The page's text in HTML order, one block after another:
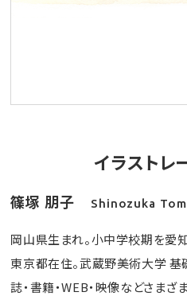
イラストレ
篠塚 朋子 Shinozuka
岡山県生まれ。小中学校期を愛
東京都在住。武蔵野美術大学 基
誌・書籍・WEB・映像などさま